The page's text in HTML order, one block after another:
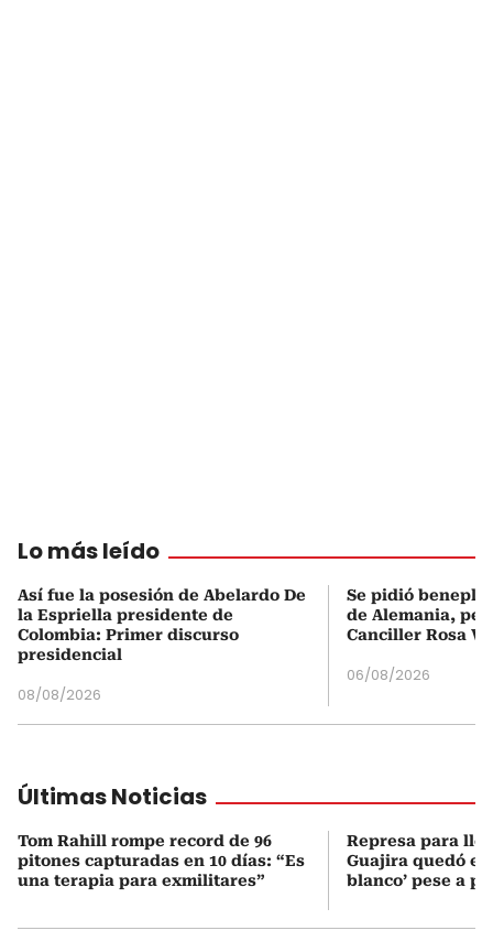
Lo más leído
Así fue la posesión de Abelardo De
la Espriella presidente de
Colombia: Primer discurso
presidencial
08/08/2026
Se pidió
de Alemania,
Canciller Rosa
06/08/2026
Últimas Noticias
Tom Rahill rompe record de 96
pitones capturadas en 10 días: “Es
una terapia para exmilitares”
Represa para
Guajira quedó en
blanco’ pese a